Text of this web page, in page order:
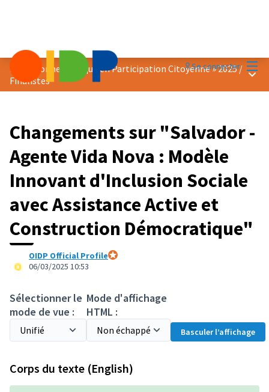
Se connecter
Prix « Bonne Pratique en Participation Citoyenne » 2025 /
Finalistes
Changements sur "Salvador -
Agente Vida Nova : Modèle
Innovant d'Inclusion Sociale
avec Assistance Active et
Construction Démocratique"
OIDP Official Profile
06/03/2025 10:53
Sélectionner le
mode de vue :
Mode d'affichage
HTML :
Basculer l’affichage
Corps du texte (English)